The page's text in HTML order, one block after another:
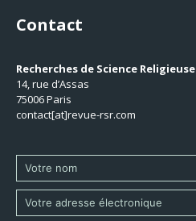
Contact
Recherches de Science Religieuse
14, rue d’Assas
75006 Paris
contact[at]revue-rsr.com